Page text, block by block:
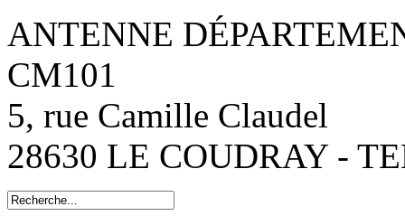
ANTENNE
CM101
5, rue Camille Claudel
28630 LE COUDRAY -